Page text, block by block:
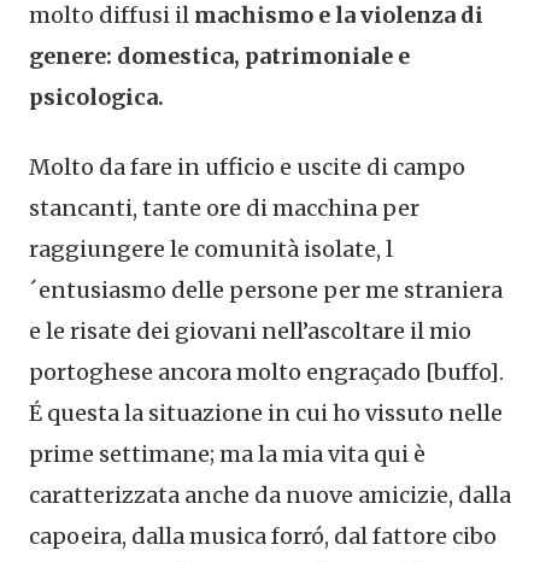
molto diffusi il machismo e la violenza di
genere: domestica, patrimoniale e
psicologica.
Molto da fare in ufficio e uscite di campo
stancanti, tante ore di macchina per
raggiungere le comunità isolate, l
´entusiasmo delle persone per me straniera
e le risate dei giovani nell’ascoltare il mio
portoghese ancora molto engraçado [buffo].
É questa la situazione in cui ho vissuto nelle
prime settimane; ma la mia vita qui è
caratterizzata anche da nuove amicizie, dalla
capoeira, dalla musica forró, dal fattore cibo